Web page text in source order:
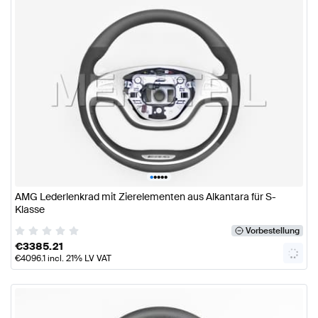
•••••
AMG Lederlenkrad mit Zierelementen aus Alkantara für S-
Klasse
Vorbestellung
€3385.21
€4096.1incl. 21% LV VAT